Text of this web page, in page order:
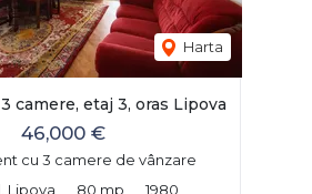
Harta
camere, etaj 3, oras Lipova
46,000 €
cu 3 camere de vânzare
Lipova
80 mp 1980